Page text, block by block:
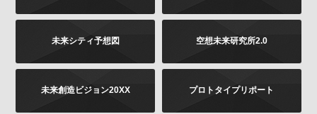
未来シティ予想図 空想未来研究所2.0
未来創造ビジョン20XX プロトタイプリポート